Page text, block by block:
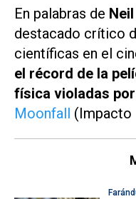
En palabras de
destacado crítico
científicas en el
el récord de la
física violadas
Moonfall (Impacto